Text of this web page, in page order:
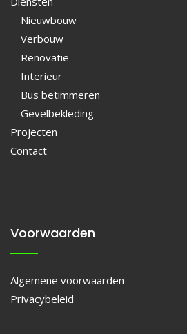
Nieuwbouw
Verbouw
Renovatie
Interieur
Bus betimmeren
Gevelbekleding
Projecten
Contact
Voorwaarden
Algemene voorwaarden
Privacybeleid